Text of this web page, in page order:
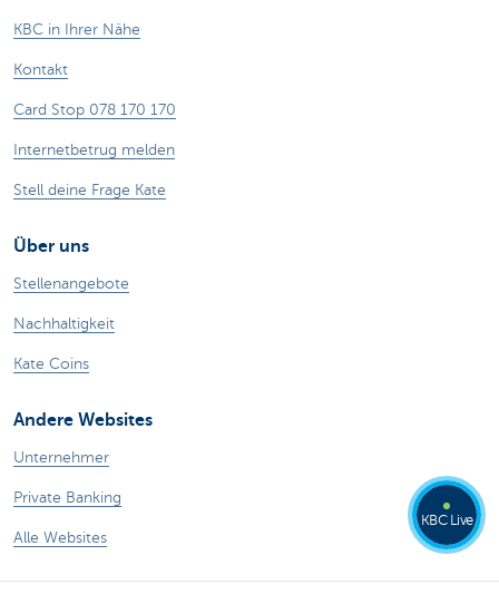
KBC in Ihrer Nähe
Kontakt
Card Stop 078 170 170
Internetbetrug melden
Stell deine Frage Kate
Über uns
Stellenangebote
Nachhaltigkeit
Kate Coins
Andere Websites
Unternehmer
Private Banking
Alle Websites
KBC Live